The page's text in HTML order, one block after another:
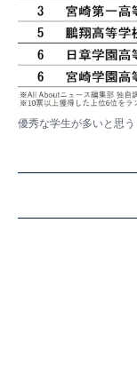
優秀な学生が多いと思